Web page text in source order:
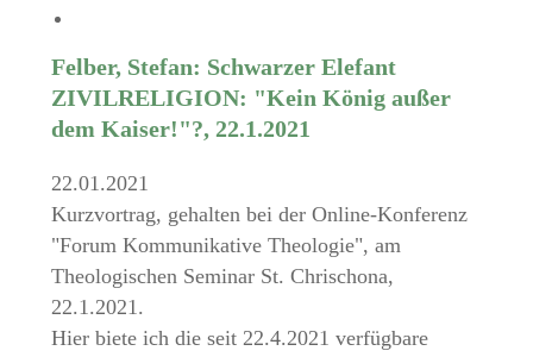
Felber, Stefan: Schwarzer Elefant
ZIVILRELIGION: "Kein König außer
dem Kaiser!"?, 22.1.2021
22.01.2021
Kurzvortrag, gehalten bei der Online-Konferenz
"Forum Kommunikative Theologie", am
Theologischen Seminar St. Chrischona,
22.1.2021.
Hier biete ich die seit 22.4.2021 verfügbare